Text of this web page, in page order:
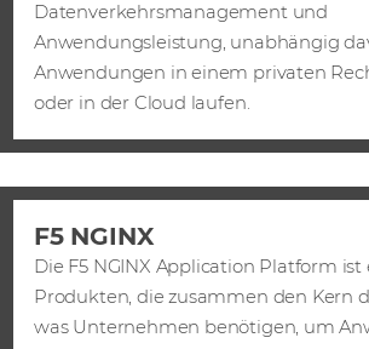
Datenverkehrsmanagement und
Anwendungsleistung, unabhängig
Anwendungen in einem privaten
oder in der Cloud laufen.
F5 NGINX
Die F5 NGINX Application Platform ist
Produkten, die zusammen den Kern
was Unternehmen benötigen, um